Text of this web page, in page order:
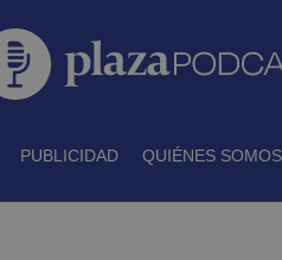
PUBLICIDAD QUIÉNES SOMOS